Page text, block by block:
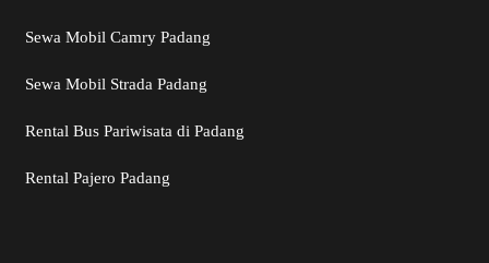
Sewa Mobil Camry Padang
Sewa Mobil Strada Padang
Rental Bus Pariwisata di Padang
Rental Pajero Padang